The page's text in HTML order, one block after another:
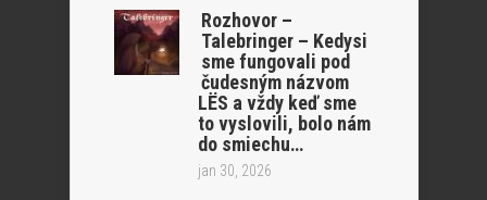
Rozhovor –
Talebringer – Kedysi
sme fungovali pod
čudesným názvom
LËS a vždy keď sme
to vyslovili, bolo nám
do smiechu…
jan 30, 2026